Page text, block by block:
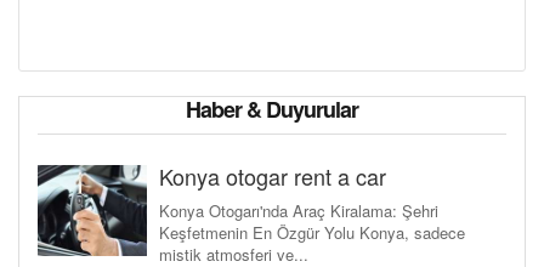
Haber & Duyurular
Konya otogar rent a car
Konya Otogarı'nda Araç Kiralama: Şehri
Keşfetmenin En Özgür Yolu Konya, sadece
mistik atmosferi ve...